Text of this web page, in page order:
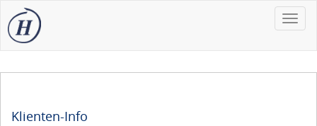
Toggle
Klienten-Info